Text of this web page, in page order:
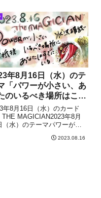
年8月16日（水）のテ
「パワーが小さい、あ
のいるべき場所はこ
年8月16日（水）のカード
THE MAGICIAN2023年8月
（水）のテーマパワーが小
ワーがなくて踏ん張れなさそ
2023.08.16